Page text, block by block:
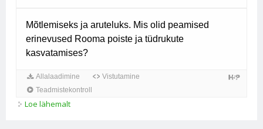
Loe lähemalt